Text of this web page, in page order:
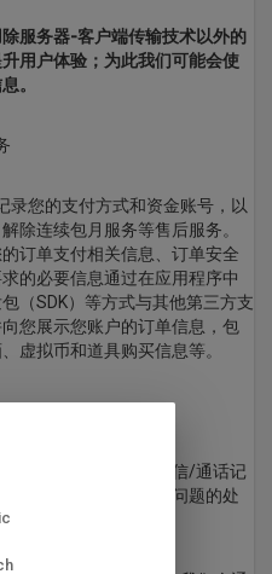
服务器-客户端传输技术以外的
用户体验；为此我们可能会使
。
录您的支付方式和资金账号，以
除连续包月服务等售后服务。
订单支付相关信息、订单安全
的必要信息通过在应用程序中
（SDK）等方式与其他第三方支
您展示您账户的订单信息，包
虚拟币和道具购买信息等。
提供的联系方式和通信/通话记
决问题，或记录相关问题的处